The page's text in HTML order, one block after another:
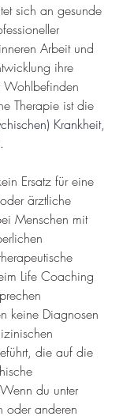
sich an gesunde
Arbeit und
ihre
Therapie ist die
Krankheit,
Ersatz für eine
ärztliche
Menschen mit
Life Coaching
keine Diagnosen
die auf die
du unter
oder anderen